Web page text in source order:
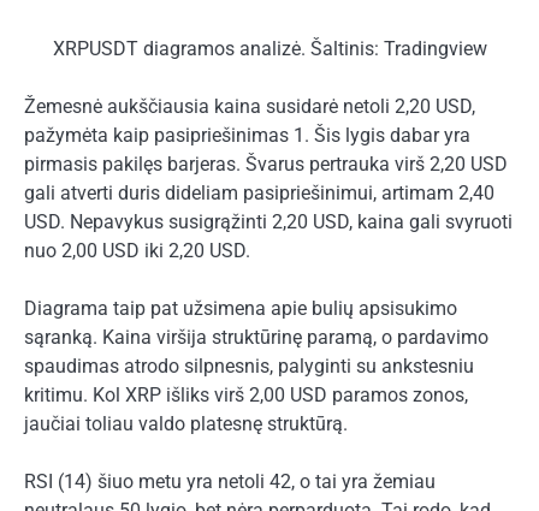
XRPUSDT diagramos analizė. Šaltinis: Tradingview
Žemesnė aukščiausia kaina susidarė netoli 2,20 USD,
pažymėta kaip pasipriešinimas 1. Šis lygis dabar yra
pirmasis pakilęs barjeras. Švarus pertrauka virš 2,20 USD
gali atverti duris dideliam pasipriešinimui, artimam 2,40
USD. Nepavykus susigrąžinti 2,20 USD, kaina gali svyruoti
nuo 2,00 USD iki 2,20 USD.
Diagrama taip pat užsimena apie bulių apsisukimo
sąranką. Kaina viršija struktūrinę paramą, o pardavimo
spaudimas atrodo silpnesnis, palyginti su ankstesniu
kritimu. Kol XRP išliks virš 2,00 USD paramos zonos,
jaučiai toliau valdo platesnę struktūrą.
RSI (14) šiuo metu yra netoli 42, o tai yra žemiau